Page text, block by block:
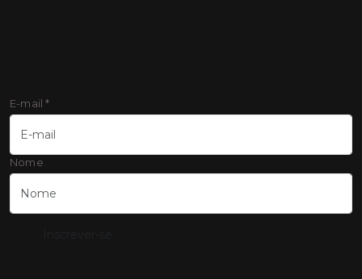
E-mail*
Nome